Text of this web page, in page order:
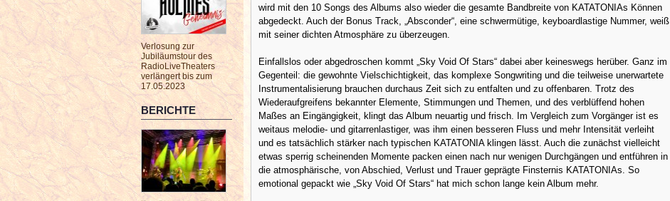
Verlosung zur
Jubiläumstour des
RadioLiveTheaters
verlängert bis zum
17.05.2023
BERICHTE
wird mit den 10 Songs des Albums also wieder die gesamte Bandbreite von KATATONIAs Können
abgedeckt. Auch der Bonus Track, „Absconder“, eine schwermütige, keyboardlastige Nummer, weiß
mit seiner dichten Atmosphäre zu überzeugen.
Einfallslos oder abgedroschen kommt „Sky Void Of Stars“ dabei aber keineswegs herüber. Ganz im
Gegenteil: die gewohnte Vielschichtigkeit, das komplexe Songwriting und die teilweise unerwartete
Instrumentalisierung brauchen durchaus Zeit sich zu entfalten und zu offenbaren. Trotz des
Wiederaufgreifens bekannter Elemente, Stimmungen und Themen, und des verblüffend hohen
Maßes an Eingängigkeit, klingt das Album neuartig und frisch. Im Vergleich zum Vorgänger ist es
weitaus melodie- und gitarrenlastiger, was ihm einen besseren Fluss und mehr Intensität verleiht
und es tatsächlich stärker nach typischen KATATONIA klingen lässt. Auch die zunächst vielleicht
etwas sperrig scheinenden Momente packen einen nach nur wenigen Durchgängen und entführen in
die atmosphärische, von Abschied, Verlust und Trauer geprägte Finsternis KATATONIAs. So
emotional gepackt wie „Sky Void Of Stars“ hat mich schon lange kein Album mehr.